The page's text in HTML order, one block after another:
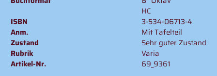
HC
ISBN
3-534-06713-4
Anm.
Mit Tafelteil
Zustand
Sehr guter Zustand
Rubrik
Varia
Artikel-Nr.
69_9361